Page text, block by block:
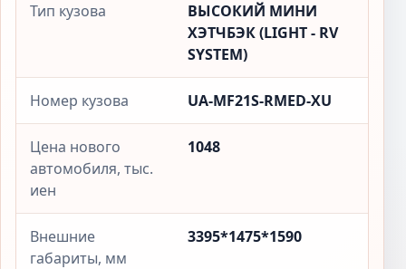
Тип кузова
ВЫСОКИЙ МИНИ
ХЭТЧБЭК (LIGHT - RV
SYSTEM)
Номер кузова UA-MF21S-RMED-XU
Цена нового
автомобиля, тыс.
иен
1048
Внешние
габариты, мм
3395*1475*1590